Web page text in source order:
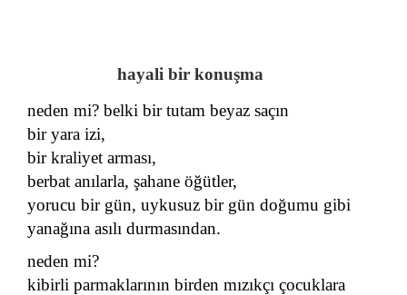
hayali bir konuşma
neden mi? belki bir tutam beyaz saçın
bir yara izi,
bir kraliyet arması,
berbat anılarla, şahane öğütler,
yorucu bir gün, uykusuz bir gün doğumu gibi
yanağına asılı durmasından.
neden mi?
kibirli parmaklarının birden mızıkçı çocuklara